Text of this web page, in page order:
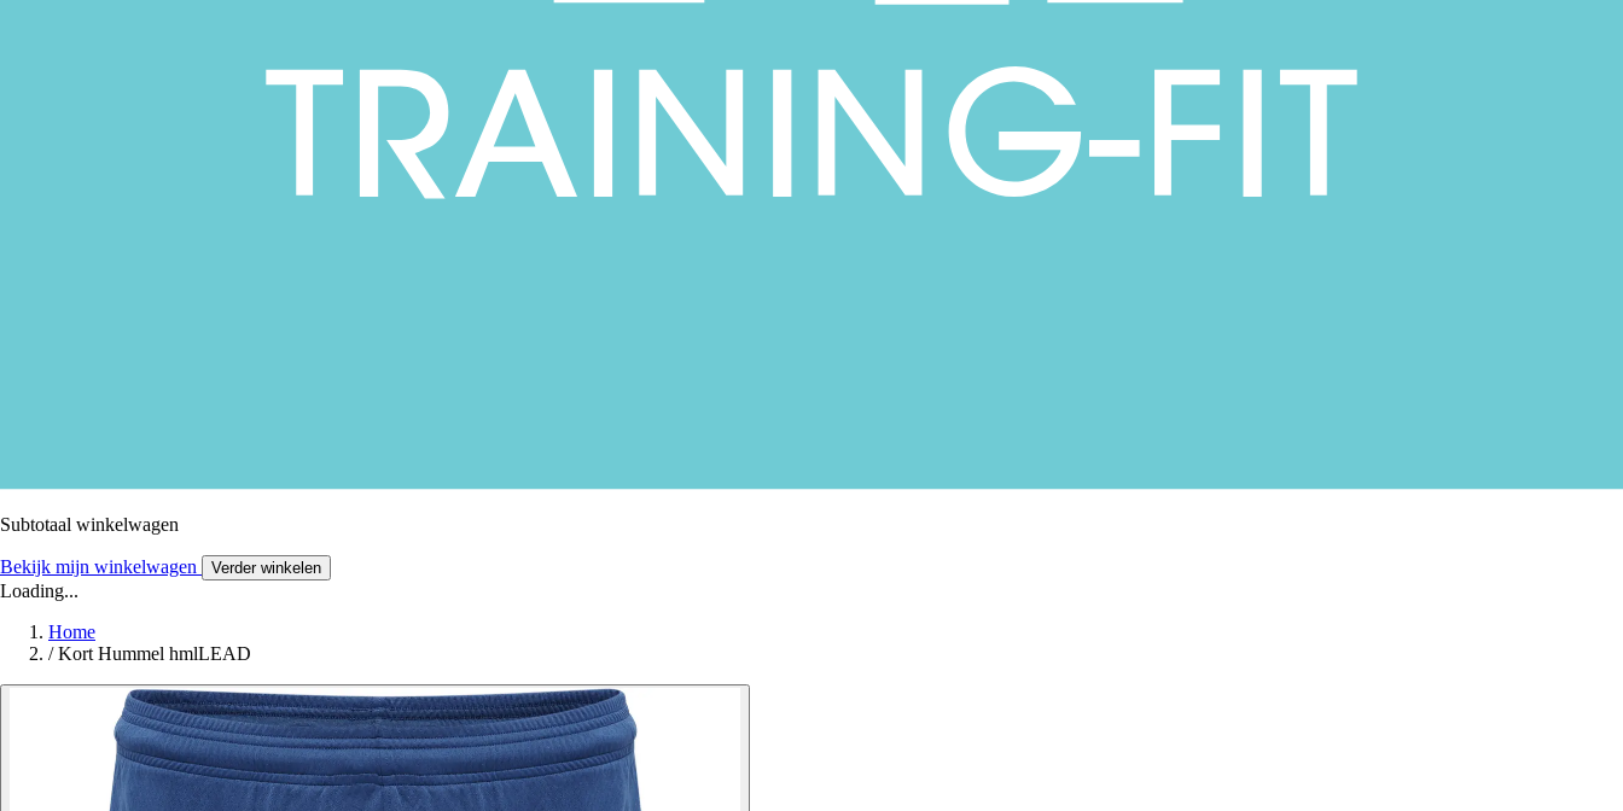
Subtotaal winkelwagen
Bekijk mijn winkelwagen Verder winkelen
Loading...
Home
/ Kort Hummel hmlLEAD